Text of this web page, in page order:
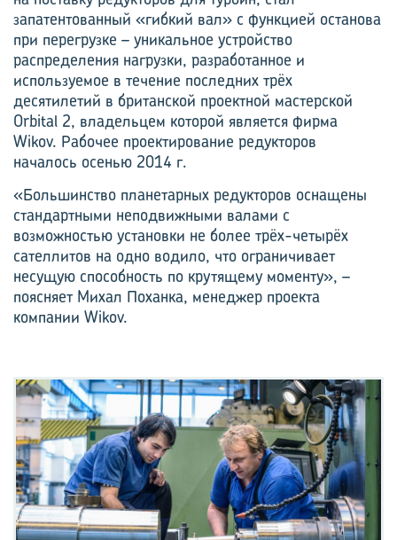
запатентованный «гибкий вал» с функцией останова
при перегрузке – уникальное устройство
распределения нагрузки, разработанное и
используемое в течение последних трёх
десятилетий в британской проектной мастерской
Orbital 2, владельцем которой является фирма
Wikov. Рабочее проектирование редукторов
началось осенью 2014 г.
«Большинство планетарных редукторов оснащены
стандартными неподвижными валами с
возможностью установки не более трёх-четырёх
сателлитов на одно водило, что ограничивает
несущую способность по крутящему моменту», –
поясняет Михал Поханка, менеджер проекта
компании Wikov.